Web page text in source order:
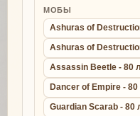
МОБЫ
Ashuras of
Ashuras of
Assassin Beetle - 80
Dancer of Empire -
Guardian Scarab - 80